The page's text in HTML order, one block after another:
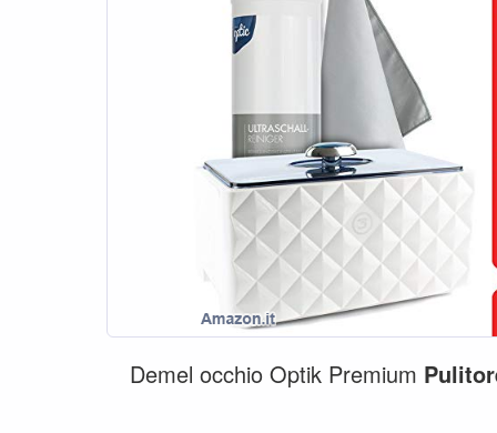
Demel occhio Optik Premium